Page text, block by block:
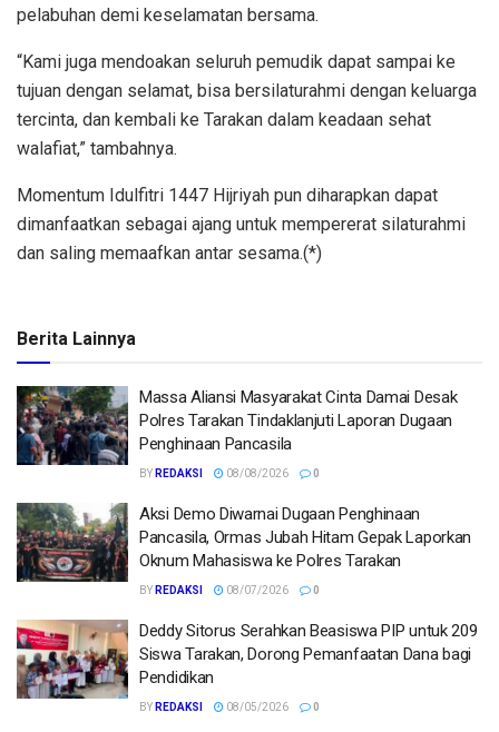
pelabuhan demi keselamatan bersama.
“Kami juga mendoakan seluruh pemudik dapat sampai ke
tujuan dengan selamat, bisa bersilaturahmi dengan keluarga
tercinta, dan kembali ke Tarakan dalam keadaan sehat
walafiat,” tambahnya.
Momentum Idulfitri 1447 Hijriyah pun diharapkan dapat
dimanfaatkan sebagai ajang untuk mempererat silaturahmi
dan saling memaafkan antar sesama.(*)
Berita Lainnya
Massa Aliansi Masyarakat Cinta Damai Desak
Polres Tarakan Tindaklanjuti Laporan Dugaan
Penghinaan Pancasila
BY REDAKSI 08/08/2026 0
Aksi Demo Diwarnai Dugaan Penghinaan
Pancasila, Ormas Jubah Hitam Gepak Laporkan
Oknum Mahasiswa ke Polres Tarakan
BY REDAKSI 08/07/2026 0
Deddy Sitorus Serahkan Beasiswa PIP untuk 209
Siswa Tarakan, Dorong Pemanfaatan Dana bagi
Pendidikan
BY REDAKSI 08/05/2026 0